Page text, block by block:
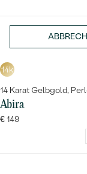
14k
14 Karat Gelbgold,
Abira
€ 149